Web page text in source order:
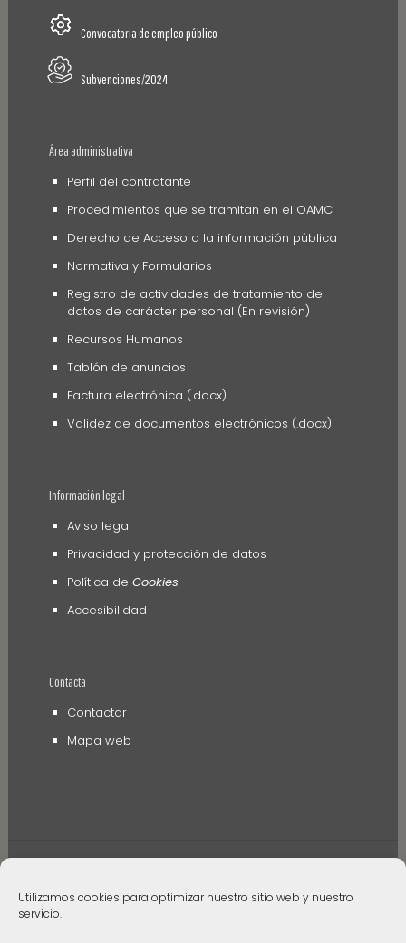
Utilizamos cookies para optimizar nuestro sitio web y nuestro
servicio.
Convocatoria de empleo público
Subvenciones/2024
Área administrativa
Perfil del contratante
Procedimientos que se tramitan en el OAMC
Derecho de Acceso a la información pública
Normativa y Formularios
Registro de actividades de tratamiento de
datos de carácter personal (En revisión)
Recursos Humanos
Tablón de anuncios
Factura electrónica (.docx)
Validez de documentos electrónicos (.docx)
Información legal
Aviso legal
Privacidad y protección de datos
Política de Cookies
Accesibilidad
Contacta
Contactar
Mapa web